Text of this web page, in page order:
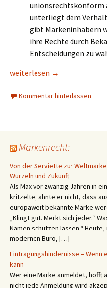
unionsrechtskonform
unterliegt dem
gibt Markeninhabern
ihre Rechte durch
Entscheidungen zu
Bedeutende Entscheidungen
weiterlesen →
Kommentar hinterlassen
Markenrecht:
Von der Serviette zur
Wurzeln und Zukunft
Als Max vor zwanzig Jahren in
kritzelte, ahnte er nicht, dass
europaweit bekannte Marke
„Klingt gut. Merkt sich jeder.“
Namen schützen lassen.“
modernen Büro, […]
Eintragungshindernisse – Wenn
kann
Wer eine Marke anmeldet, hofft
nicht jede Anmeldung wird